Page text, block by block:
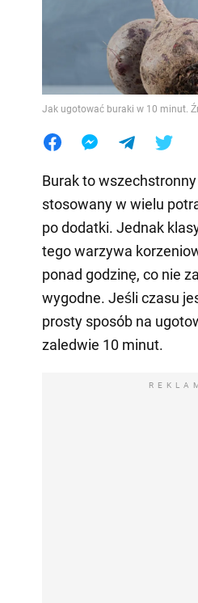
Jak ugotować buraki w 10 minut.
Burak to
stosowany w wielu
po dodatki. Jednak
tego warzywa
ponad godzinę, co nie
wygodne. Jeśli czasu
prosty sposób na
zaledwie 10 minut.